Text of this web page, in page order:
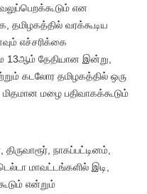
என
தமிழகத்தில் வரக்கூடிய
எச்சரிக்கை
13ஆம் தேதியான இன்று,
கடலோர தமிழகத்தில் ஒரு
மழை பதிவாகக்கூடும்
நாகப்பட்டினம்,
மாவட்டங்களில் இடி,
என்றும்